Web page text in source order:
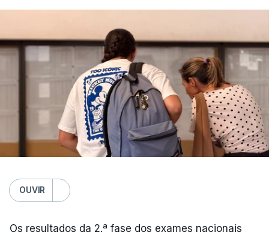
OUVIR
Os resultados da 2.ª fase dos exames nacionais